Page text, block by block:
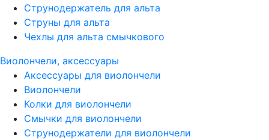
Струнодержатель для альта
Струны для альта
Чехлы для альта смычкового
Виолончели, аксессуары
Аксессуары для виолончели
Виолончели
Колки для виолончели
Смычки для виолончели
Струнодержатели для виолончели